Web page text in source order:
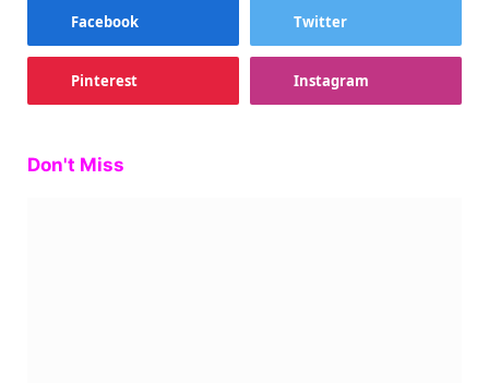
Facebook Twitter
Pinterest Instagram
Don't Miss